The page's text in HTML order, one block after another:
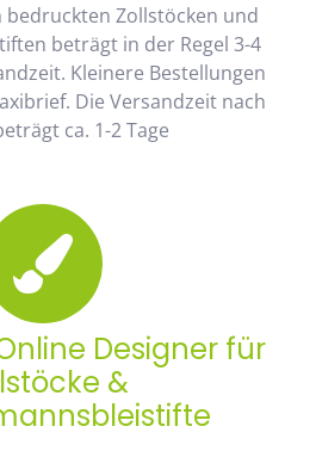
Zollstöcken und
beträgt in der Regel 3-4
Kleinere Bestellungen
Die Versandzeit nach
ca. 1-2 Tage
Designer für
&